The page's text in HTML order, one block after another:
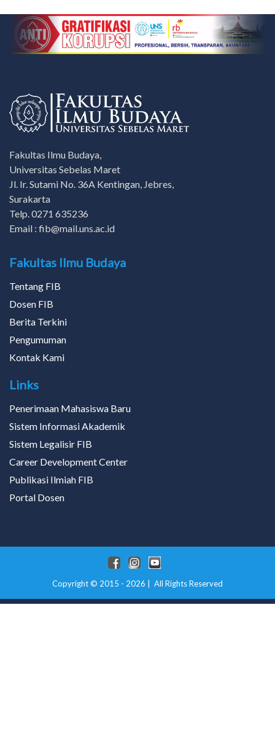
Fakultas Ilmu Budaya,
Universitas Sebelas Maret
Jl. Ir. Sutami No. 36A Kentingan, Jebres,
Surakarta
Telp. 0271 635236
Email : fib@mail.uns.ac.id
Fakultas Ilmu Budaya
Tentang FIB
Dosen FIB
Berita Terkini
Pengumuman
Kontak Kami
Links
Penerimaan Mahasiswa Baru
Sistem Informasi Akademik
Sistem Legalisir FIB
Career Development Center
Publikasi Ilmiah FIB
Portal Dosen
Copyright © 2015 - 2026 | All Rights Reserved